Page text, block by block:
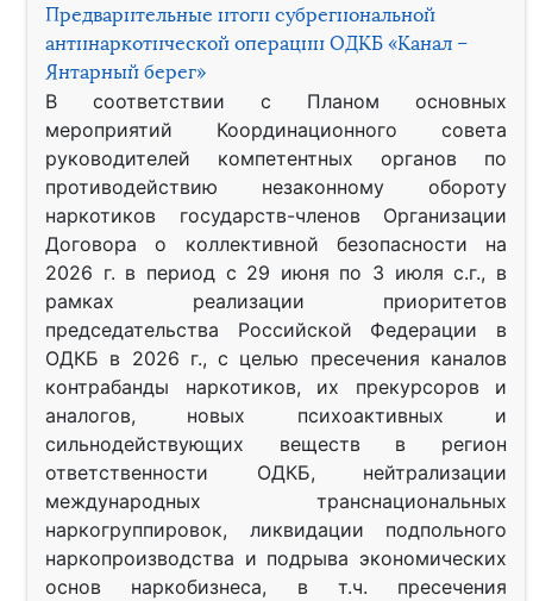
Предварительные итоги субрегиональной
антинаркотической операции ОДКБ «Канал –
Янтарный берег»
В соответствии с Планом основных
мероприятий Координационного совета
руководителей компетентных органов по
противодействию незаконному обороту
наркотиков государств-членов Организации
Договора о коллективной безопасности на
2026 г. в период с 29 июня по 3 июля с.г., в
рамках реализации приоритетов
председательства Российской Федерации в
ОДКБ в 2026 г., с целью пресечения каналов
контрабанды наркотиков, их прекурсоров и
аналогов, новых психоактивных и
сильнодействующих веществ в регион
ответственности ОДКБ, нейтрализации
международных транснациональных
наркогруппировок, ликвидации подпольного
наркопроизводства и подрыва экономических
основ наркобизнеса, в т.ч. пресечения